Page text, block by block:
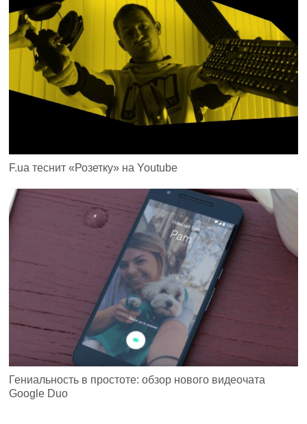
F.ua теснит «Розетку» на Youtube
Гениальность в простоте: обзор нового видеочата
Google Duo